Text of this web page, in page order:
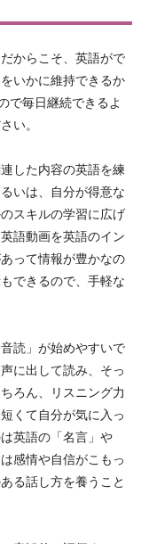
からこそ、英語がで
いかに維持できるか
で毎日継続できるよ
い。
した内容の英語を練
いは、自分が得意な
スキルの学習に広げ
語動画を英語のイン
って情報が豊かなの
できるので、手軽な
読」が始めやすいで
に出して読み、そっ
ろん、リスニング力
くて自分が気に入っ
英語の「名言」や
感情や自信がこもっ
る話し方を養うこと